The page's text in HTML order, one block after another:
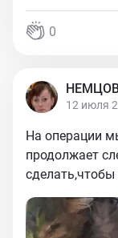
0
12 июля
На операции
продолжает
сделать,чтобы